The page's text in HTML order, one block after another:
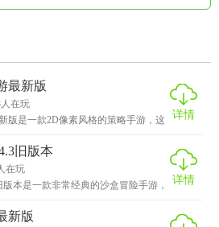
最新版
人在玩
版是一款2D像素风格的策略手游，这
详情
旧版本
在玩
版本是一款非常经典的沙盒冒险手游，
详情
新版